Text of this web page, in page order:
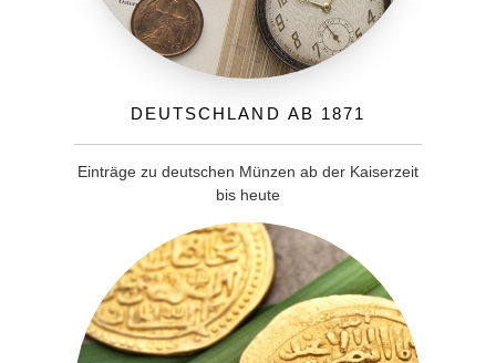
Deutschland ab 1871
Einträge zu deutschen Münzen ab der Kaiserzeit
bis heute